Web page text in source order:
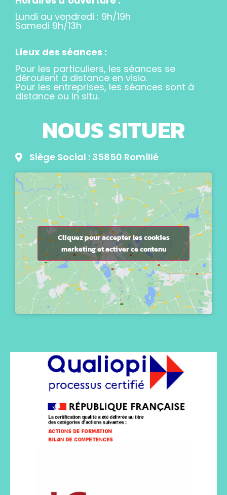
Lundi au vendredi : 9h/19h
Samedi 9h/13h
Lieux des séances :
Pour les particuliers, les séances se
déroulent à distance en visio.
Pour les entreprises, les séances sont à
distance ou in situ.
NOUS SITUER
Siège Social : 35850 Romillé
Cliquez pour accepter les cookies
marketing et activer ce contenu